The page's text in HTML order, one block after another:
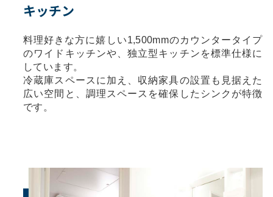
キッチン
料理好きな方に嬉しい1,500mmのカウンタータイプ
のワイドキッチンや、独立型キッチンを標準仕様に
しています。
冷蔵庫スペースに加え、収納家具の設置も見据えた
広い空間と、調理スペースを確保したシンクが特徴
です。